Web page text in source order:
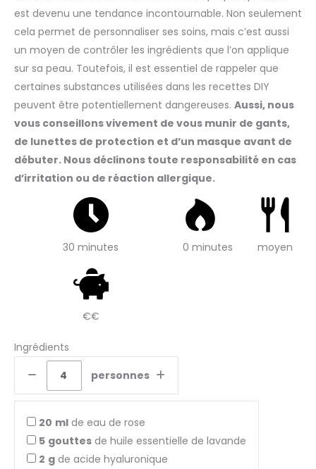
est devenu une tendance incontournable. Non seulement
cela permet de personnaliser ses soins, mais c’est aussi
un moyen de contrôler les ingrédients que l’on applique
sur sa peau. Toutefois, il est essentiel de rappeler que
certaines substances utilisées dans les recettes DIY
peuvent être potentiellement dangereuses. Aussi, nous
vous conseillons vivement de vous munir de gants,
de lunettes de protection et d’un masque avant de
débuter. Nous déclinons toute responsabilité en cas
d’irritation ou de réaction allergique.
30 minutes 0 minutes moyen
€€
Ingrédients
personnes
20 ml de eau de rose
5 gouttes de huile essentielle de lavande
2 g de acide hyaluronique